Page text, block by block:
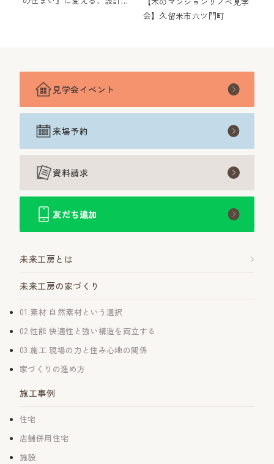
会】久留米市六ツ門町
見学会イベント
来場予約
資料請求
友だち追加
未来工房とは
未来工房の家づくり
01.素材 自然素材という選択
02.性能 快適性と強い構造を両立する
03.施工 現場の力と住み心地の関係
家づくりの進め方
施工事例
住宅
店舗併用住宅
施設